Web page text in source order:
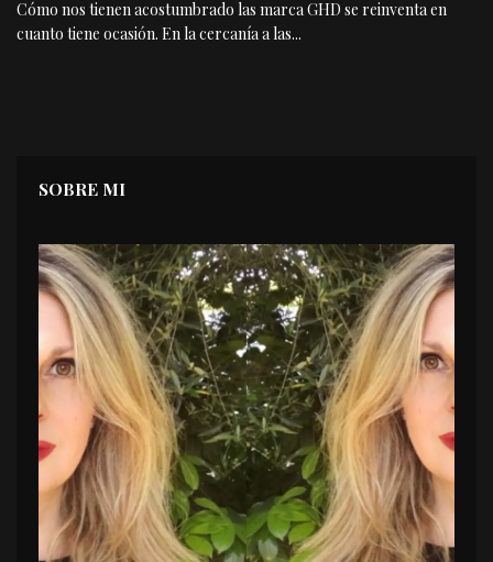
Cómo nos tienen acostumbrado las marca GHD se reinventa en
cuanto tiene ocasión. En la cercanía a las...
SOBRE MI